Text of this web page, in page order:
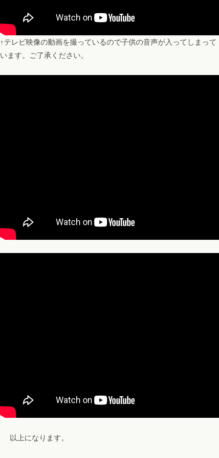
↑テレビ映像の動画を撮っているので子供の音声が入ってしまって
います。ご了承ください。
以上になります。